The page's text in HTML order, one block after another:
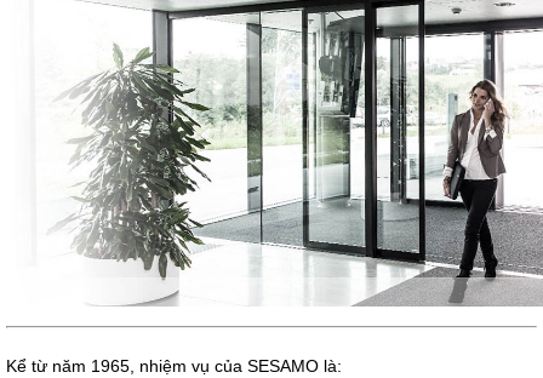
Kể từ năm 1965, nhiệm vụ của SESAMO là: